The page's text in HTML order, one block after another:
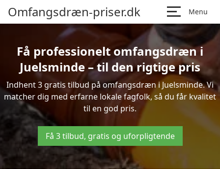
Omfangsdræn-priser.dk Menu
Få professionelt omfangsdræn i
Juelsminde – til den rigtige pris
Indhent 3 gratis tilbud på omfangsdræn i Juelsminde. Vi
matcher dig med erfarne lokale fagfolk, så du får kvalitet
til en god pris.
Få 3 tilbud, gratis og uforpligtende